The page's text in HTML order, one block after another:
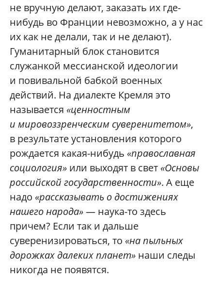
не вручную делают, заказать их где-
нибудь во Франции невозможно, а у нас
их как не делали, так и не делают).
Гуманитарный блок становится
служанкой мессианской идеологии
и повивальной бабкой военных
действий. На диалекте Кремля это
называется «ценностным
и мировоззренческим суверенитетом»,
в результате установления которого
рождается какая-нибудь «православная
социология» или выходят в свет «Основы
российской государственности». А еще
надо «рассказывать о достижениях
нашего народа»— наука-то здесь
причем? Если так и дальше
суверенизироваться, то «на пыльных
дорожках далеких планет» наши следы
никогда не появятся.